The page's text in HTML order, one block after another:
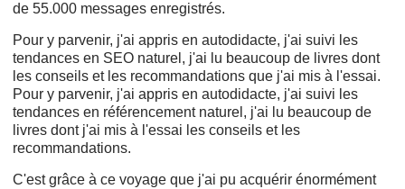
de 55.000 messages enregistrés.
Pour y parvenir, j'ai appris en autodidacte, j'ai suivi les
tendances en SEO naturel, j'ai lu beaucoup de livres dont
les conseils et les recommandations que j'ai mis à l'essai.
Pour y parvenir, j'ai appris en autodidacte, j'ai suivi les
tendances en référencement naturel, j'ai lu beaucoup de
livres dont j'ai mis à l'essai les conseils et les
recommandations.
C'est grâce à ce voyage que j'ai pu acquérir énormément